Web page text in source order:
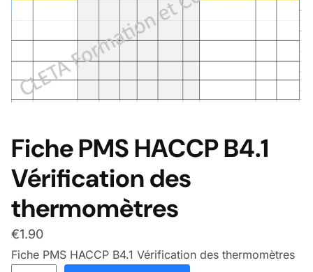
Fiche PMS HACCP B4.1
Vérification des
thermomètres
€1.90
Fiche PMS HACCP B4.1 Vérification des thermomètres